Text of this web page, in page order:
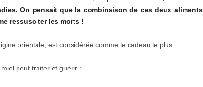
On pensait que la combinaison de ces deux aliments
ressusciter les morts !
orientale, est considérée comme le cadeau le plus
peut traiter et guérir :